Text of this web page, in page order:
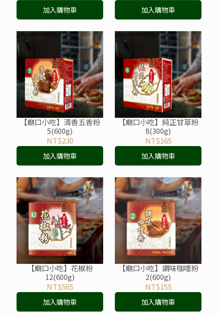
加入購物車 加入購物車
【廟口小吃】清香五香粉
5(600g)
NT$230
加入購物車
【廟口小吃】純正甘草粉
8(300g)
NT$165
加入購物車
【廟口小吃】花椒粉
12(600g)
NT$565
加入購物車
【廟口小吃】調味咖哩粉
2(600g)
NT$155
加入購物車